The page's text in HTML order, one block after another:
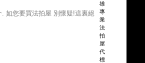
如您要買法拍屋 別懷疑!這裏絕